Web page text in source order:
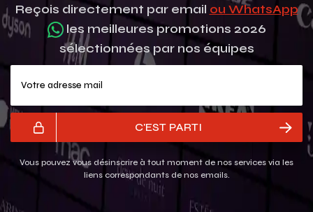
Reçois directement par email ou WhatsApp
les meilleures promotions 2026
sélectionnées par nos équipes
C'EST PARTI
Vous pouvez vous désinscrire à tout moment de nos services via les
liens correspondants de nos emails.